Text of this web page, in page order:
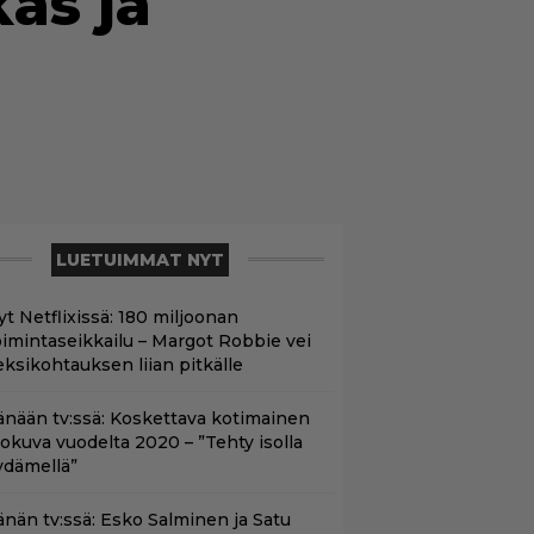
LUETUIMMAT NYT
Netflixissä: 180 miljoonan
– Margot Robbie vei
liian pitkälle
tv:ssä: Koskettava kotimainen
vuodelta 2020 – ”Tehty isolla
tv:ssä: Esko Salminen ja Satu